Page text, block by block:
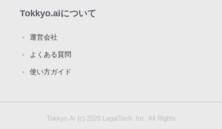
Tokkyo.aiについて
運営会社
よくある質問
使い方ガイド
Tokkyo.Ai (c) 2020 LegalTech. Inc. All Rights